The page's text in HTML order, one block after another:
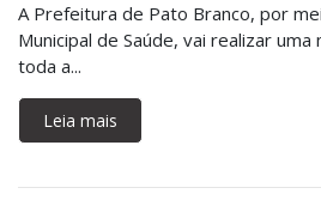
A Prefeitura de Pato Branco, por
Municipal de Saúde, vai realizar
toda a...
Leia mais